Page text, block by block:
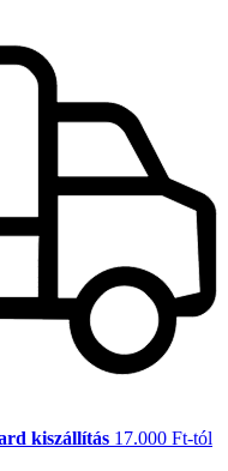
kiszállítás 17.000 Ft-tól